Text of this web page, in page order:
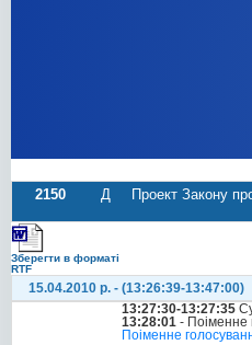
2150 Д
Проект Закону
Зберегти в форматі
RTF
15.04.2010 р. - (13:26:39-13:47:00)
13:27:30-13:27:35
13:28:01 - Поіменне
Поіменне